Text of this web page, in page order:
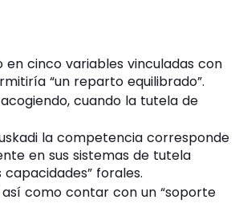
cinco variables vinculadas con
“un reparto equilibrado”.
cuando la tutela de
la competencia corresponde
en sus sistemas de tutela
forales.
así como contar con un “soporte